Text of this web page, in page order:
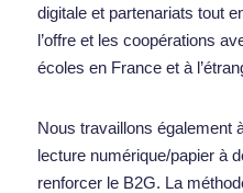
digitale et partenariats tout
l’offre et les coopérations
écoles en France et à
Nous travaillons également
lecture numérique/papier à
renforcer le B2G. La